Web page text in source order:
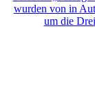
wurden von in
um die